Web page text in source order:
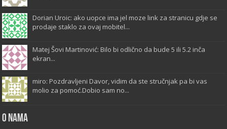
Dorian Uroic: ako uopce ima jel moze link za stranicu gdje se
prodaje staklo za ovaj mobitel...
Matej Šovi Martinović: Bilo bi odlično da bude 5 ili 5.2 inča
ekran...
miro: Pozdravljeni Davor, vidim da ste stručnjak pa bi vas
molio za pomoć.Dobio sam no...
O Nama